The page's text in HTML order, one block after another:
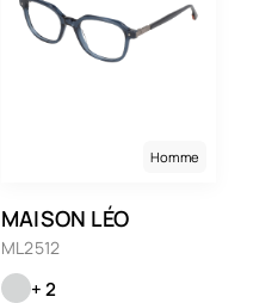
Homme
MAISON LÉO
ML2512
+ 2